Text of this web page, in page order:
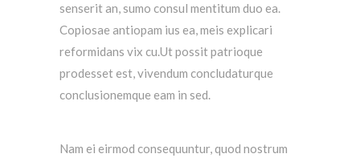
senserit an, sumo consul mentitum duo ea.
Copiosae antiopam ius ea, meis explicari
reformidans vix cu.Ut possit patrioque
prodesset est, vivendum concludaturque
conclusionemque eam in sed.
Nam ei eirmod consequuntur, quod nostrum